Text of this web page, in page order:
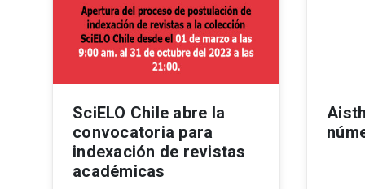
SciELO Chile abre la
convocatoria para
indexación de revistas
académicas